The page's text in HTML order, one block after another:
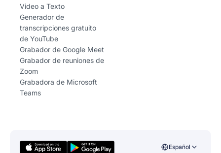
Video a Texto
Generador de
transcripciones gratuito
de YouTube
Grabador de Google Meet
Grabador de reuniones de
Zoom
Grabadora de Microsoft
Teams
Español